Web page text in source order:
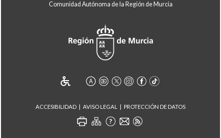
Comunidad Autónoma de la Región de Murcia
ACCESIBILIDAD AVISO LEGAL PROTECCIÓN DE DATOS